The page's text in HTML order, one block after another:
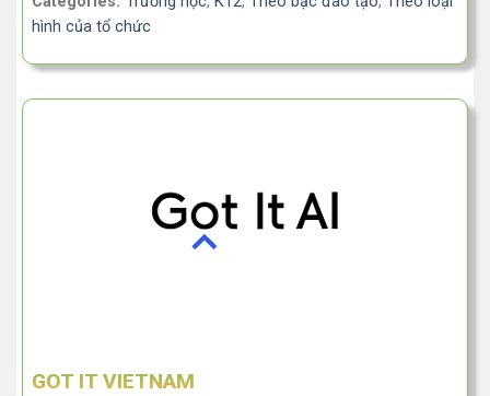
hình của tổ chức
GOT IT VIETNAM